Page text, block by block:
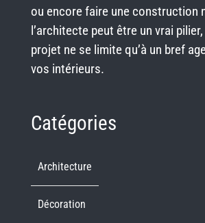
ou encore faire une construction
l’architecte peut être un vrai
projet ne se limite qu’à un bref
vos intérieurs.
Catégories
Architecture
Décoration